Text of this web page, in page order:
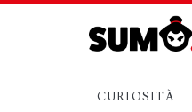
CURIOSITÀ